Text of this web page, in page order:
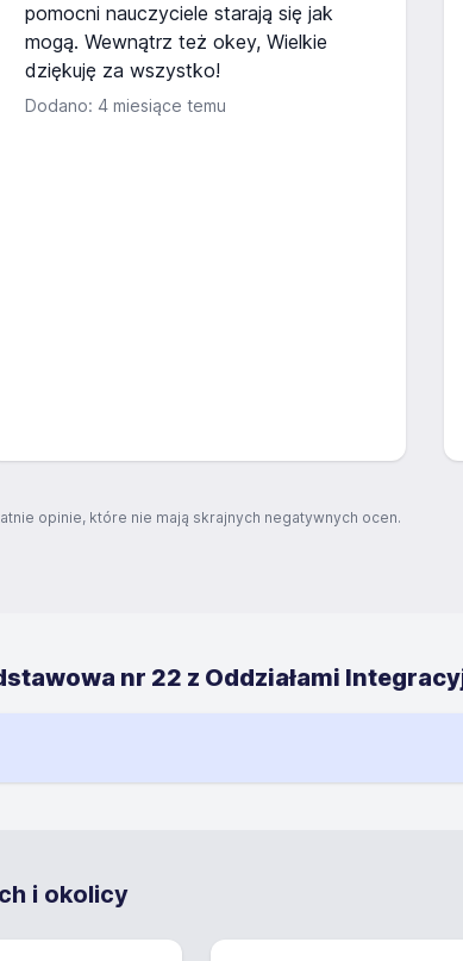
pomocni nauczyciele starają się jak
mogą. Wewnątrz też okey, Wielkie
dziękuję za wszystko!
Dodano: 4 miesiące temu
opinie, które nie mają skrajnych negatywnych ocen.
nr 22 z Oddziałami
i okolicy